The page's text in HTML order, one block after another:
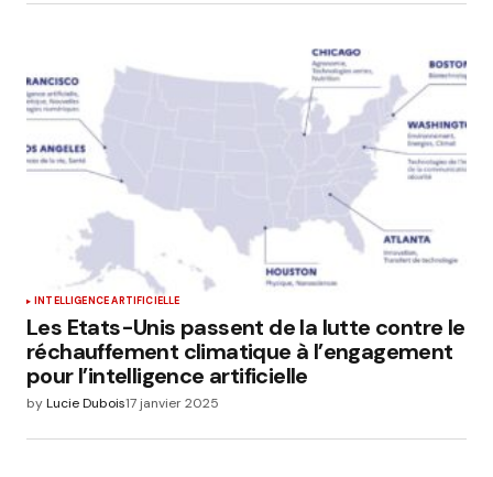
INTELLIGENCE ARTIFICIELLE
Les Etats-Unis passent de la lutte contre le
réchauffement climatique à l’engagement
pour l’intelligence artificielle
byLucie Dubois17 janvier 2025